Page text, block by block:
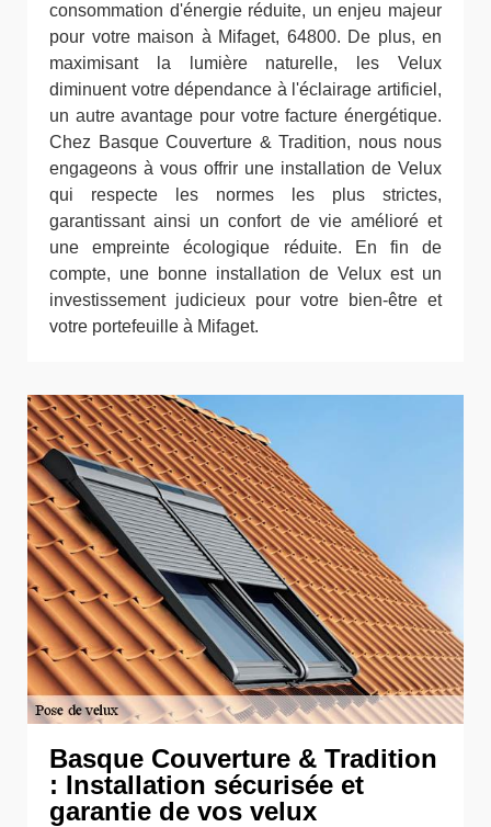
consommation d'énergie réduite, un enjeu majeur
pour votre maison à Mifaget, 64800. De plus, en
maximisant la lumière naturelle, les Velux
diminuent votre dépendance à l'éclairage artificiel,
un autre avantage pour votre facture énergétique.
Chez Basque Couverture & Tradition, nous nous
engageons à vous offrir une installation de Velux
qui respecte les normes les plus strictes,
garantissant ainsi un confort de vie amélioré et
une empreinte écologique réduite. En fin de
compte, une bonne installation de Velux est un
investissement judicieux pour votre bien-être et
votre portefeuille à Mifaget.
Basque Couverture & Tradition
: Installation sécurisée et
garantie de vos velux